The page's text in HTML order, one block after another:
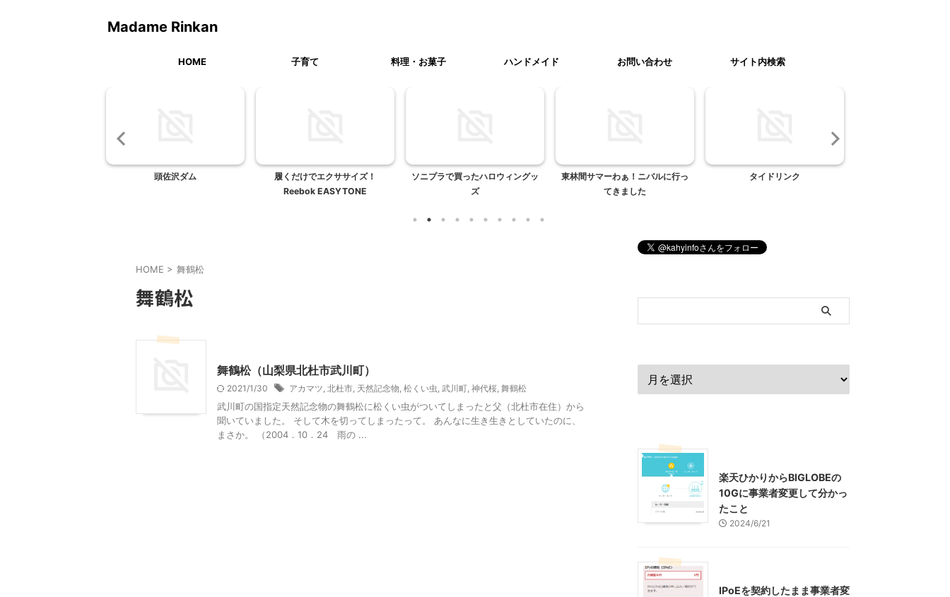
Madame Rinkan
HOME 子育て 料理・お菓子 ハンドメイド お問い合わせ サイト内検索
頭佐沢ダム
履くだけでエクササイズ！
Reebok EASYTONE
ソニプラで買ったハロウィングッ
ズ
東林間サマーわぁ！ニバルに行っ
てきました
タイドリンク
HOME > 舞鶴松
舞鶴松
舞鶴松（山梨県北杜市武川町）
2021/1/30 アカマツ 北杜市 天然記念物 松くい虫 武川町 神代桜 舞鶴松
武川町の国指定天然記念物の舞鶴松に松くい虫がついてしまったと父（北杜市在住）から
聞いていました。 そして木を切ってしまったって。 あんなに生き生きとしていたのに、
まさか。 （2004．10．24 雨の ...
楽天ひかりからBIGLOBEの
10Gに事業者変更して分かっ
たこと
2024/6/21
IPoEを契約したまま事業者変